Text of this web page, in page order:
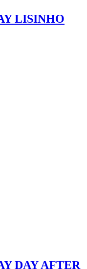
LISINHO
DAY AFTER